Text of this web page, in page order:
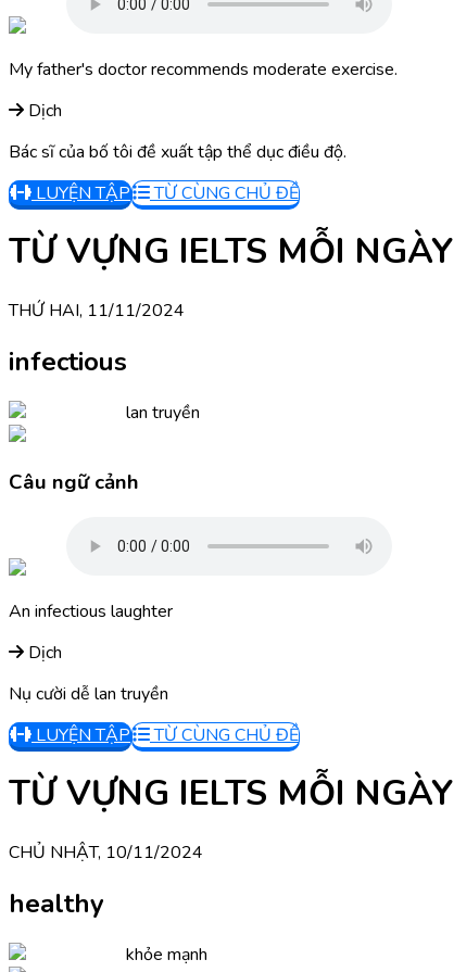
My father's doctor recommends moderate exercise.
Dịch
Bác sĩ của bố tôi đề xuất tập thể dục điều độ.
LUYỆN TẬP
TỪ CÙNG CHỦ ĐỀ
TỪ VỰNG IELTS MỖI NGÀY
THỨ HAI, 11/11/2024
infectious
lan truyền
Câu ngữ cảnh
An infectious laughter
Dịch
Nụ cười dễ lan truyền
LUYỆN TẬP
TỪ CÙNG CHỦ ĐỀ
TỪ VỰNG IELTS MỖI NGÀY
CHỦ NHẬT, 10/11/2024
healthy
khỏe mạnh